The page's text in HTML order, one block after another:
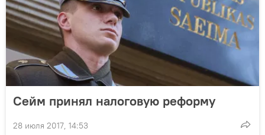
Сейм принял налоговую реформу
28 июля 2017, 14:53